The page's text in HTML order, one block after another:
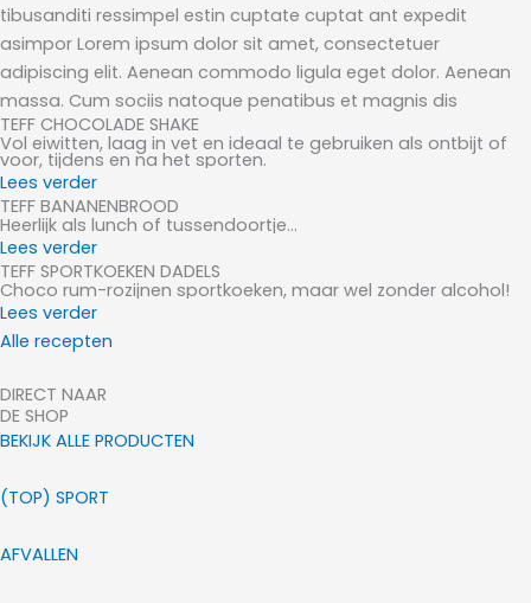
tibusanditi ressimpel estin cuptate cuptat ant expedit
asimpor Lorem ipsum dolor sit amet, consectetuer
adipiscing elit. Aenean commodo ligula eget dolor. Aenean
massa. Cum sociis natoque penatibus et magnis dis
TEFF CHOCOLADE SHAKE
Vol eiwitten, laag in vet en ideaal te gebruiken als ontbijt of
voor, tijdens en na het sporten.
Lees verder
TEFF BANANENBROOD
Heerlijk als lunch of tussendoortje...
Lees verder
TEFF SPORTKOEKEN DADELS
Choco rum-rozijnen sportkoeken, maar wel zonder alcohol!
Lees verder
Alle recepten
DIRECT NAAR
DE SHOP
BEKIJK ALLE PRODUCTEN
(TOP) SPORT
AFVALLEN